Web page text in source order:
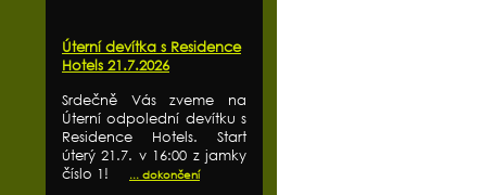
Úterní devítka s Residence
Hotels 21.7.2026
Srdečně Vás zveme na
Úterní odpolední devítku s
Residence Hotels. Start
úterý 21.7. v 16:00 z jamky
číslo 1!
... dokončení